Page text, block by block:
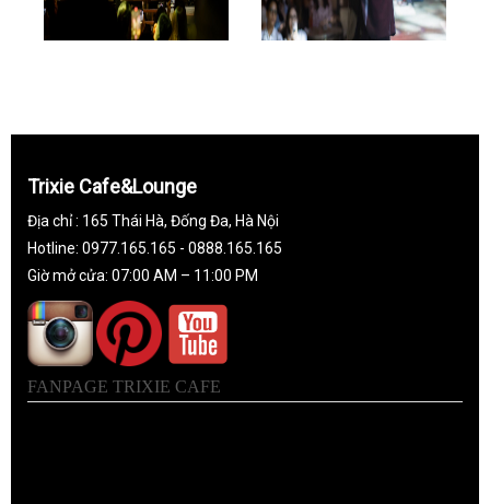
Trixie Cafe&Lounge
Địa chỉ : 165 Thái Hà, Đống Đa, Hà Nội
Hotline: 0977.165.165 - 0888.165.165
Giờ mở cửa: 07:00 AM – 11:00 PM
FANPAGE TRIXIE CAFE